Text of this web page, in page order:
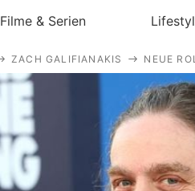
Royals
Stars
Filme &
Lifestyle
Filme & Serien
ZACH GALIFIANAKIS NEUE